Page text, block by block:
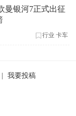
曼银河7正式出征
行业 卡车
我要投稿